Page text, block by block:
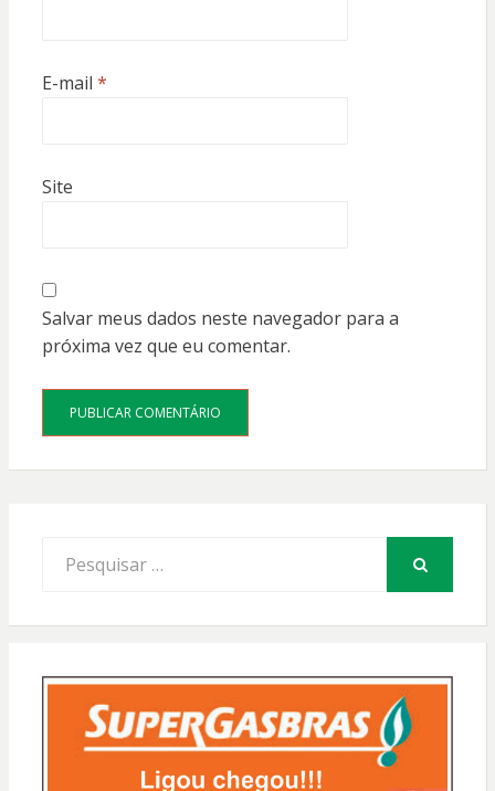
E-mail *
Site
Salvar meus dados neste navegador para a
próxima vez que eu comentar.
por: